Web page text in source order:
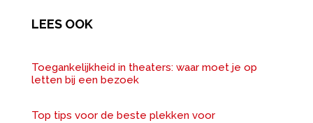
LEES OOK
Toegankelijkheid in theaters: waar moet je op
letten bij een bezoek
Top tips voor de beste plekken voor